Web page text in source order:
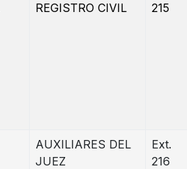
REGISTRO CIVIL
215
AUXILIARES DEL
JUEZ
Ext.
216